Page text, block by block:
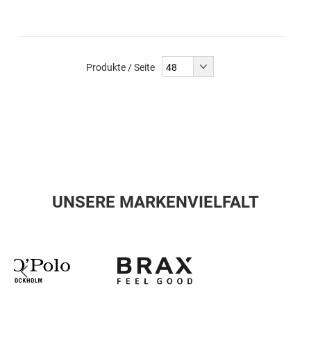
Produkte / Seite
UNSERE MARKENVIELFALT